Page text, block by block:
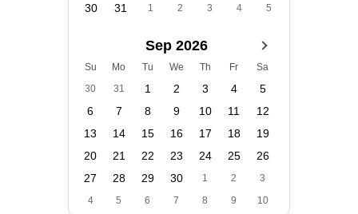
30
31 1 2 3 4 5
Sep 2026
Su Mo Tu We Th Fr
Sa
30
31 1 2 3 4
5
6
7 8 9 10 11
12
13
14 15 16 17 18
19
20
21 22 23 24 25
26
27
28 29 30 1 2
3
4
5 6 7 8 9 10